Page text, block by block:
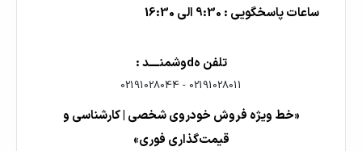
ساعات پاسخگویی : 9:30 الی 16:30
تلفن هdوشمنــــد :
02191028011
-
02191028044
«خط ویژه فروش خودروی شخصی | کارشناسی و
قیمت‌گذاری فوری»